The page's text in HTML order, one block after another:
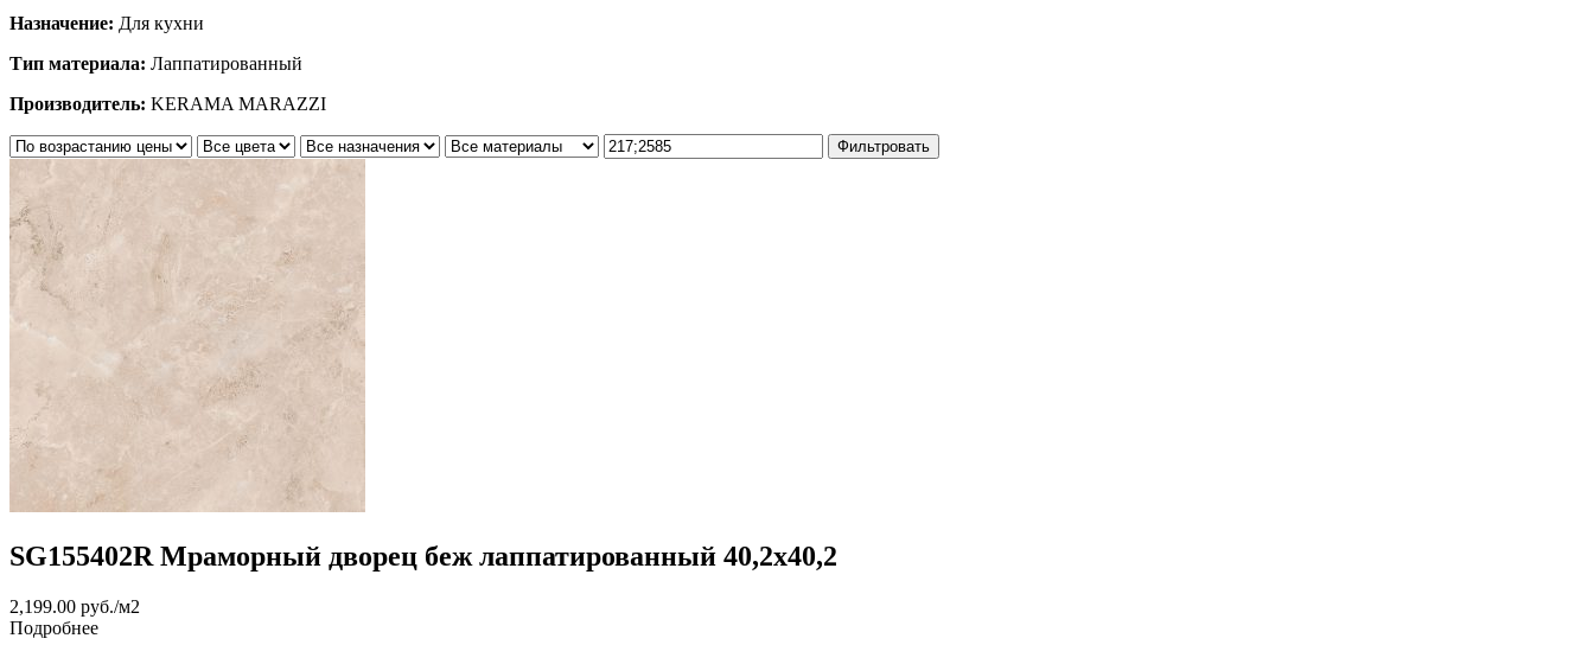
Назначение: Для кухни
Тип материала: Лаппатированный
Производитель: KERAMA MARAZZI
Фильтровать
SG155402R Мраморный дворец беж лаппатированный 40,2х40,2
2,199.00 руб./м2
Подробнее